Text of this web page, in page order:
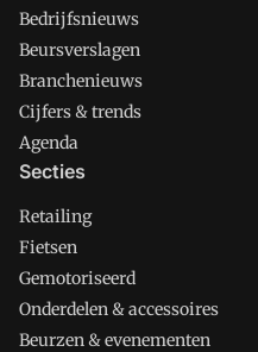
Bedrijfsnieuws
Beursverslagen
Branchenieuws
Cijfers & trends
Agenda
Secties
Retailing
Fietsen
Gemotoriseerd
Onderdelen & accessoires
Beurzen & evenementen